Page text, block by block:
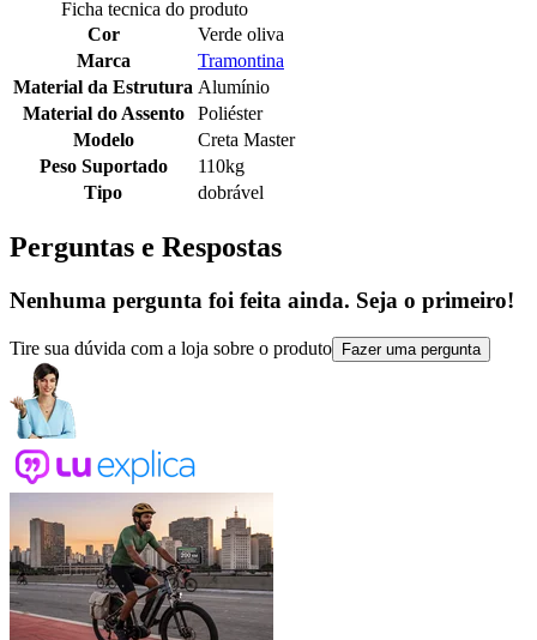
Ficha tecnica do produto
Cor
Verde oliva
Marca
Tramontina
Material da Estrutura Alumínio
Material do Assento
Poliéster
Modelo
Creta Master
Peso Suportado
110kg
Tipo
dobrável
Perguntas e Respostas
Nenhuma pergunta foi feita ainda. Seja o primeiro!
Tire sua dúvida com a loja sobre o produto Fazer uma pergunta